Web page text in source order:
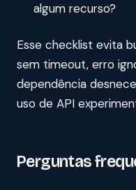
algum recurso?
Esse checklist evita
sem timeout, erro
dependência
uso de API
Perguntas